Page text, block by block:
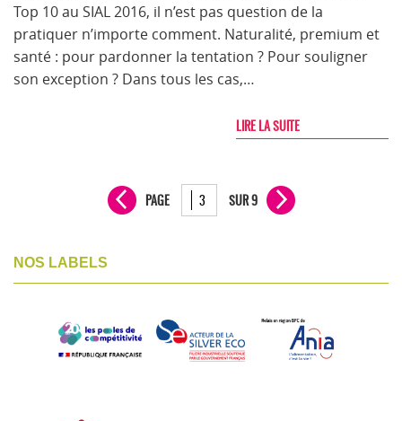
Top 10 au SIAL 2016, il n’est pas question de la
pratiquer n’importe comment. Naturalité, premium et
santé : pour pardonner la tentation ? Pour souligner
son exception ? Dans tous les cas,…
LIRE LA SUITE
PAGE SUR 9
NOS LABELS